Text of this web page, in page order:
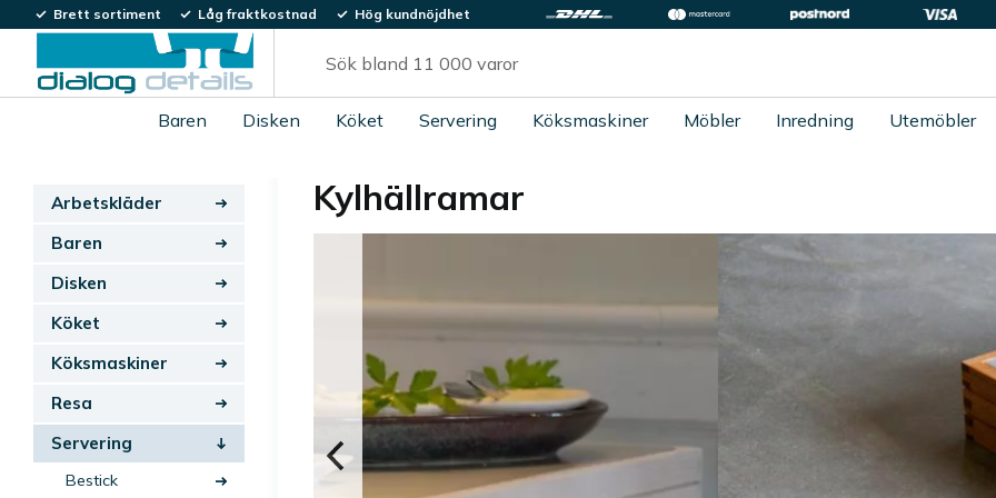
Brett sortiment Låg fraktkostnad Hög kundnöjdhet
Baren Disken Köket Servering Köksmaskiner Möbler Inredning Utemöbler
Kylhällramar
Arbetskläder
Baren
Disken
Köket
Köksmaskiner
Resa
Servering
Bestick